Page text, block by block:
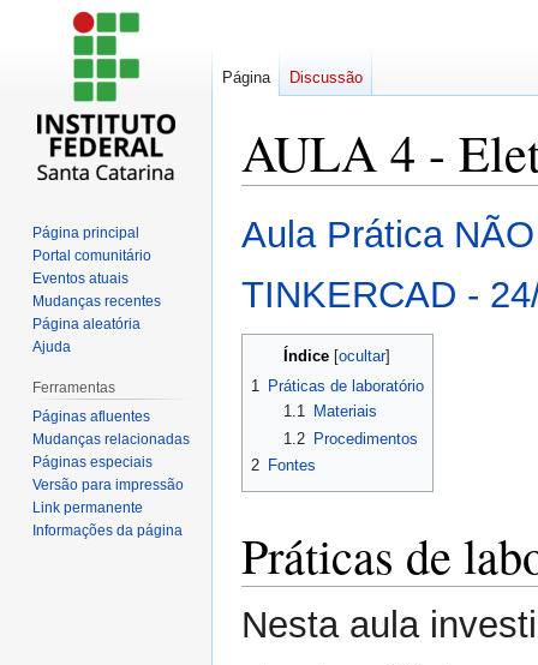
AULA 4 -
para
para
Aula Prática
TINKERCAD -
Índice
1 Práticas de laboratório
1.1
Materiais
1.2
Procedimentos
2 Fontes
Práticas de
Nesta aula
Página Discussão
Página principal
Portal comunitário
Eventos atuais
Mudanças recentes
Página aleatória
Ajuda
Ferramentas
Páginas afluentes
Mudanças relacionadas
Páginas especiais
Versão para impressão
Link permanente
Informações da página